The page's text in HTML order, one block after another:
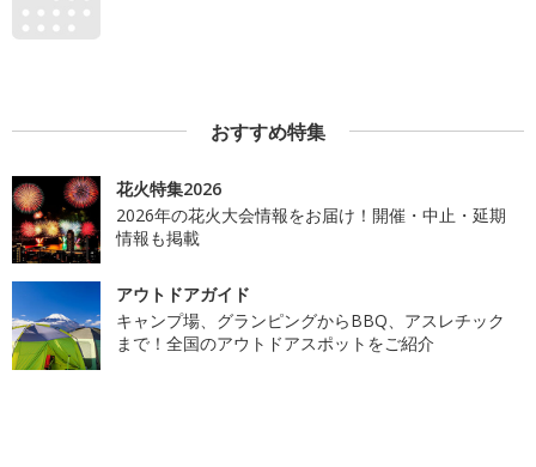
おすすめ特集
花火特集2026
2026年の花火大会情報をお届け！開催・中止・延期
情報も掲載
アウトドアガイド
キャンプ場、グランピングからBBQ、アスレチック
まで！全国のアウトドアスポットをご紹介